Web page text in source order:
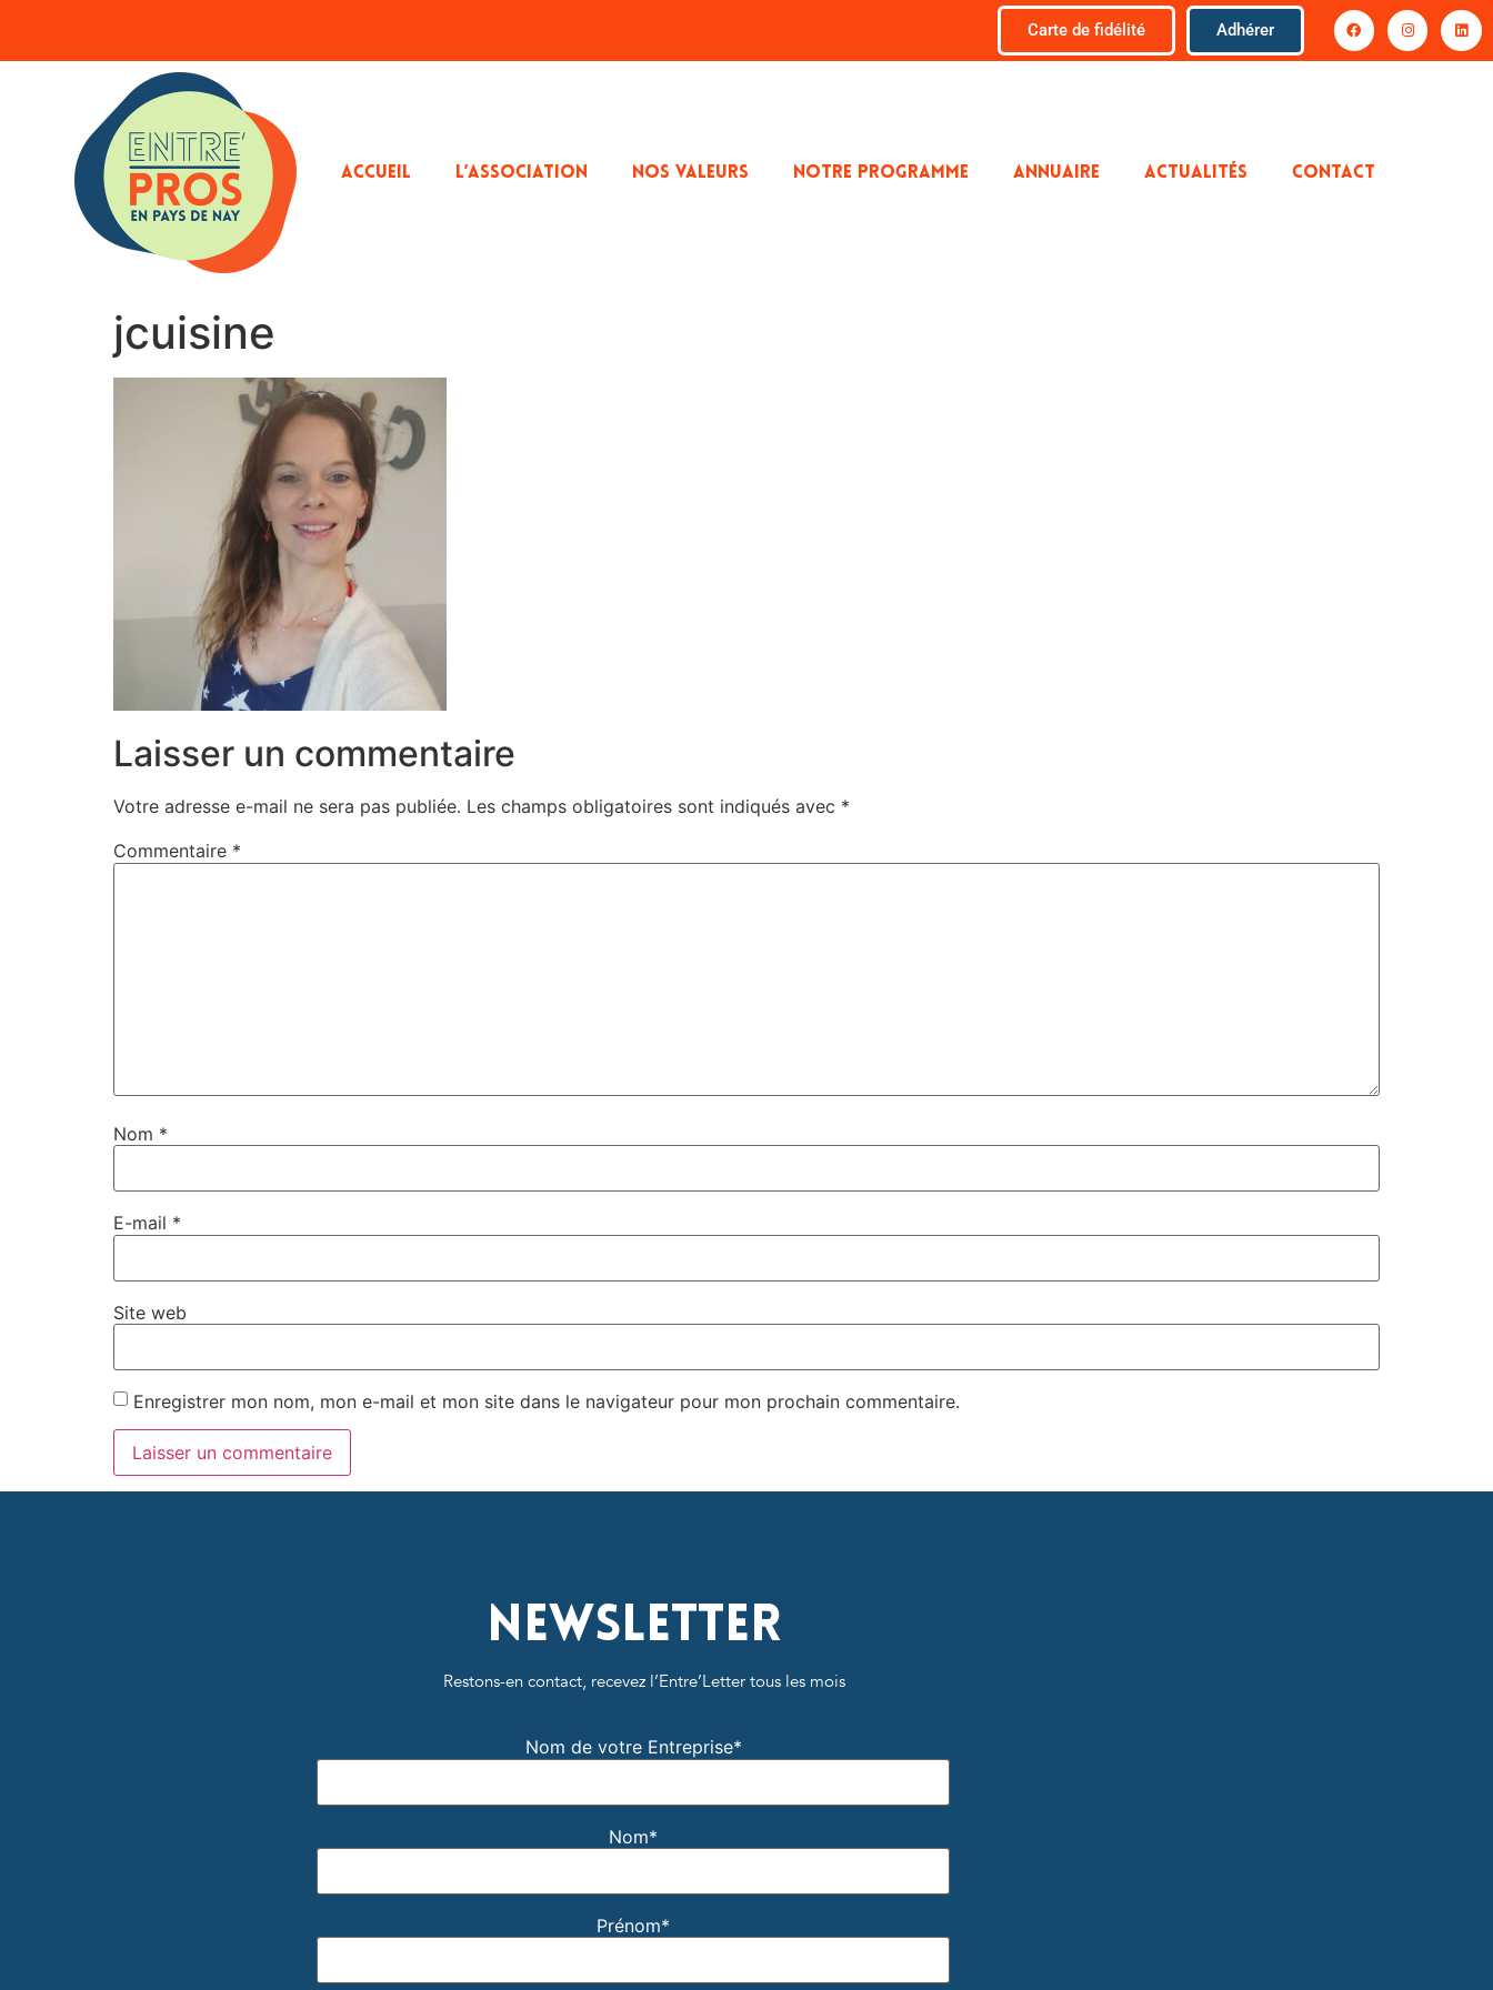
Carte de fidélité Adhérer
ACCUEIL L’ASSOCIATION NOS VALEURS NOTRE PROGRAMME ANNUAIRE ACTUALITÉS CONTACT
jcuisine
Laisser un commentaire
Votre adresse e-mail ne sera pas publiée. Les champs obligatoires sont indiqués avec *
Commentaire *
Nom *
E-mail *
Site web
Enregistrer mon nom, mon e-mail et mon site dans le navigateur pour mon prochain commentaire.
Newsletter
Restons-en contact, recevez l’Entre’Letter tous les mois
Nom de votre Entreprise*
Nom*
Prénom*